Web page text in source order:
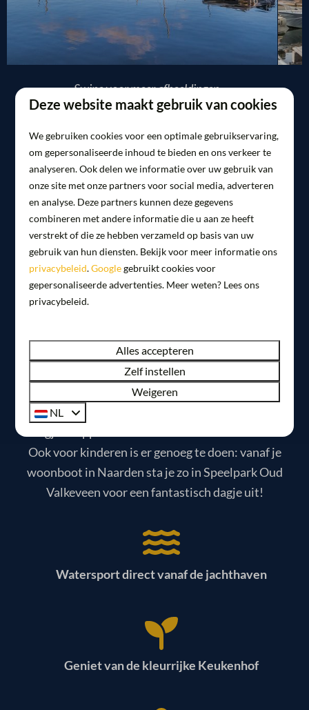
Swipe voor meer afbeeldingen →
Ontdek de omgeving vanaf
je woonboot
Er is genoeg te beleven op en rondom het water
Jouwbijzondere overnachtingop een woonboot
in Amsterdam, Naarden, Lelystad of Almere is pas
écht compleet met de leukste uitstapjes. Omdat je
ga suppen of trotseer het water tijdens een
middagje windsurfen. Zin in meer avontuur?
Wandel door de prachtigeOostvaardersplassen
bewonder de bloemen in de Keukenhof of ga een
Ook voor kinderen is er genoeg te doen: vanaf je
woonboot in Naarden sta je zo in Speelpark Oud
Valkeveen voor een fantastisch dagje uit!
Watersport direct vanaf de jachthaven
Geniet van de kleurrijke Keukenhof
Deze website maakt gebruik van cookies
We gebruiken cookies voor een optimale gebruikservaring,
om gepersonaliseerde inhoud te bieden en ons verkeer te
analyseren. Ook delen we informatie over uw gebruik van
onze site met onze partners voor social media, adverteren
en analyse. Deze partners kunnen deze gegevens
combineren met andere informatie die u aan ze heeft
verstrekt of die ze hebben verzameld op basis van uw
gebruik van hun diensten. Bekijk voor meer informatie ons
privacybeleid.Googlegebruikt cookies voor
gepersonaliseerde advertenties. Meer weten? Lees ons
privacybeleid.
Alles accepteren
Zelf instellen
Weigeren
NL